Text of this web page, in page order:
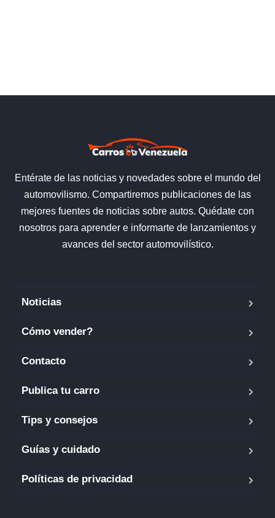
Entérate de las noticias y novedades sobre el mundo del
automovilismo. Compartiremos publicaciones de las
mejores fuentes de noticias sobre autos. Quédate con
nosotros para aprender e informarte de lanzamientos y
avances del sector automovilístico.
Noticias
Cómo vender?
Contacto
Publica tu carro
Tips y consejos
Guías y cuidado
Políticas de privacidad